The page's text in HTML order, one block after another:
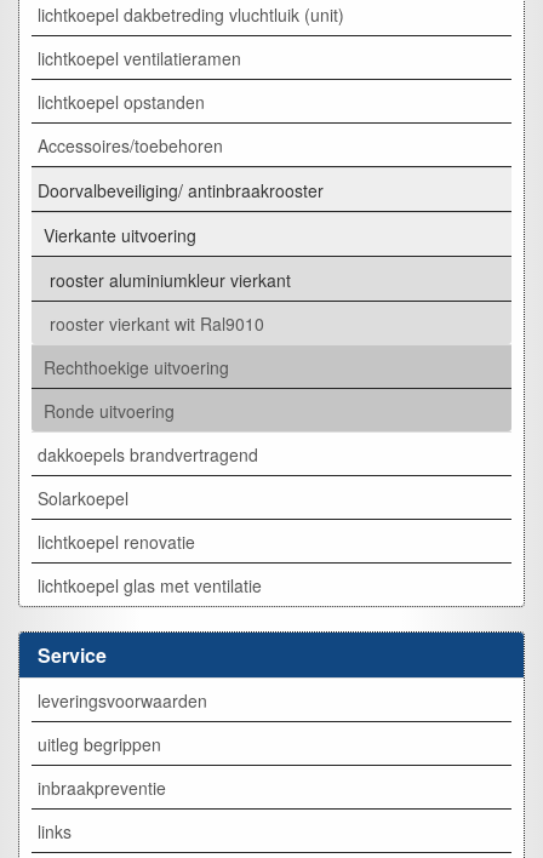
lichtkoepel dakbetreding vluchtluik (unit)
lichtkoepel ventilatieramen
lichtkoepel opstanden
Accessoires/toebehoren
Doorvalbeveiliging/ antinbraakrooster
Vierkante uitvoering
rooster aluminiumkleur vierkant
rooster vierkant wit Ral9010
Rechthoekige uitvoering
Ronde uitvoering
dakkoepels brandvertragend
Solarkoepel
lichtkoepel renovatie
lichtkoepel glas met ventilatie
Service
leveringsvoorwaarden
uitleg begrippen
inbraakpreventie
links